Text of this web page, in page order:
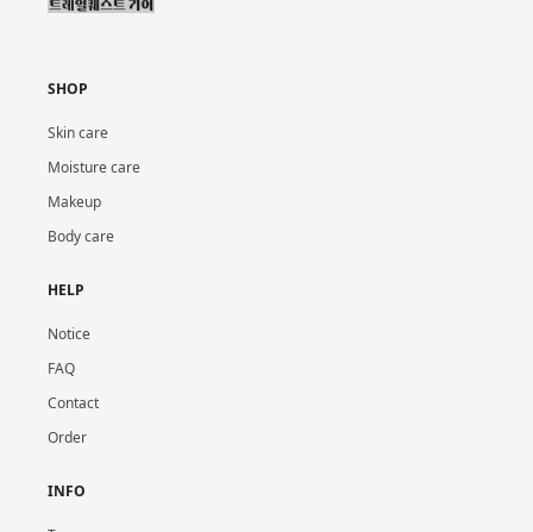
SHOP
Skin care
Moisture care
Makeup
Body care
HELP
Notice
FAQ
Contact
Order
INFO